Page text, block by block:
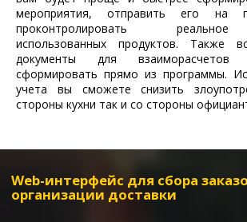
мероприятия, отправить его на
проконтролировать
использованных продуктов. Также
документы для
сформировать прямо из программы.
учета вы сможете снизить
стороны кухни так и со стороны
Web-интерфейс для сбора
организации доставки